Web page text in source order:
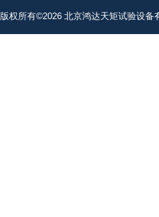
版权所有©2026 北京鸿达天矩试验设